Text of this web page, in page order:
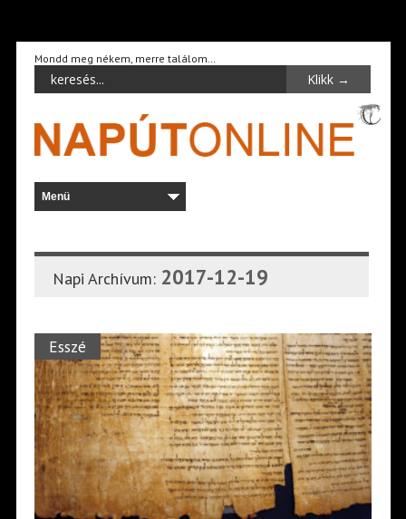
Mondd meg nékem, merre találom…
Napi Archívum: 2017-12-19
Esszé